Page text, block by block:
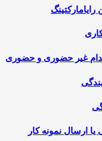
رایامارکتینگ
غیر حضوری و حضوری
یا ارسال نمونه کار